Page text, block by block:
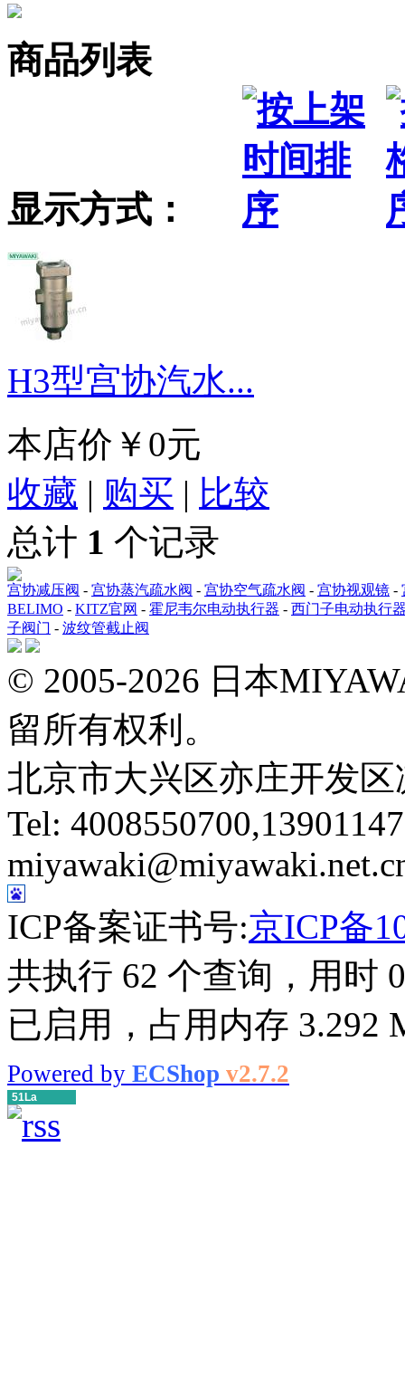
商品列表
显示方式：
H3型宫协汽水...
本店价 ￥0元
收藏 | 购买 | 比较
总计 1 个记录
宫协减压阀 - 宫协蒸汽疏水阀 - 宫协空气疏水阀 - 宫协视观镜 -
BELIMO - KITZ官网 - 霍尼韦尔电动执行器 - 西门子电动执行
子阀门 - 波纹管截止阀
© 2005-2026 日本
留所有权利。
北京市大兴区亦庄开发
Tel:
ICP备案证书号:京ICP备
共执行 62 个查询，用时
已启用，占用内存 3.292
Powered by ECShop v2.7.2
51La